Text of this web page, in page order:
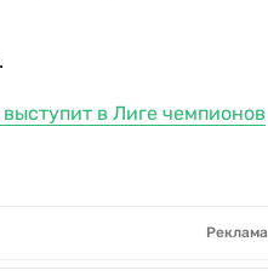
в Лиге чемпионов
Реклама